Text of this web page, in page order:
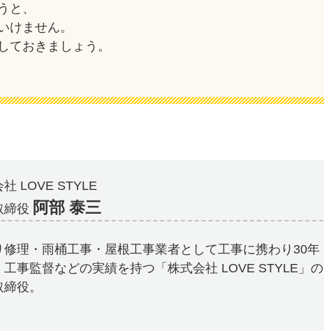
と、
けません。
ておきましょう。
社 LOVE STYLE
締役 阿部 泰三
修理・雨桶工事・屋根工事業者として工事に携わり30年
工事監督などの実績を持つ「株式会社 LOVE STYLE」の
役。